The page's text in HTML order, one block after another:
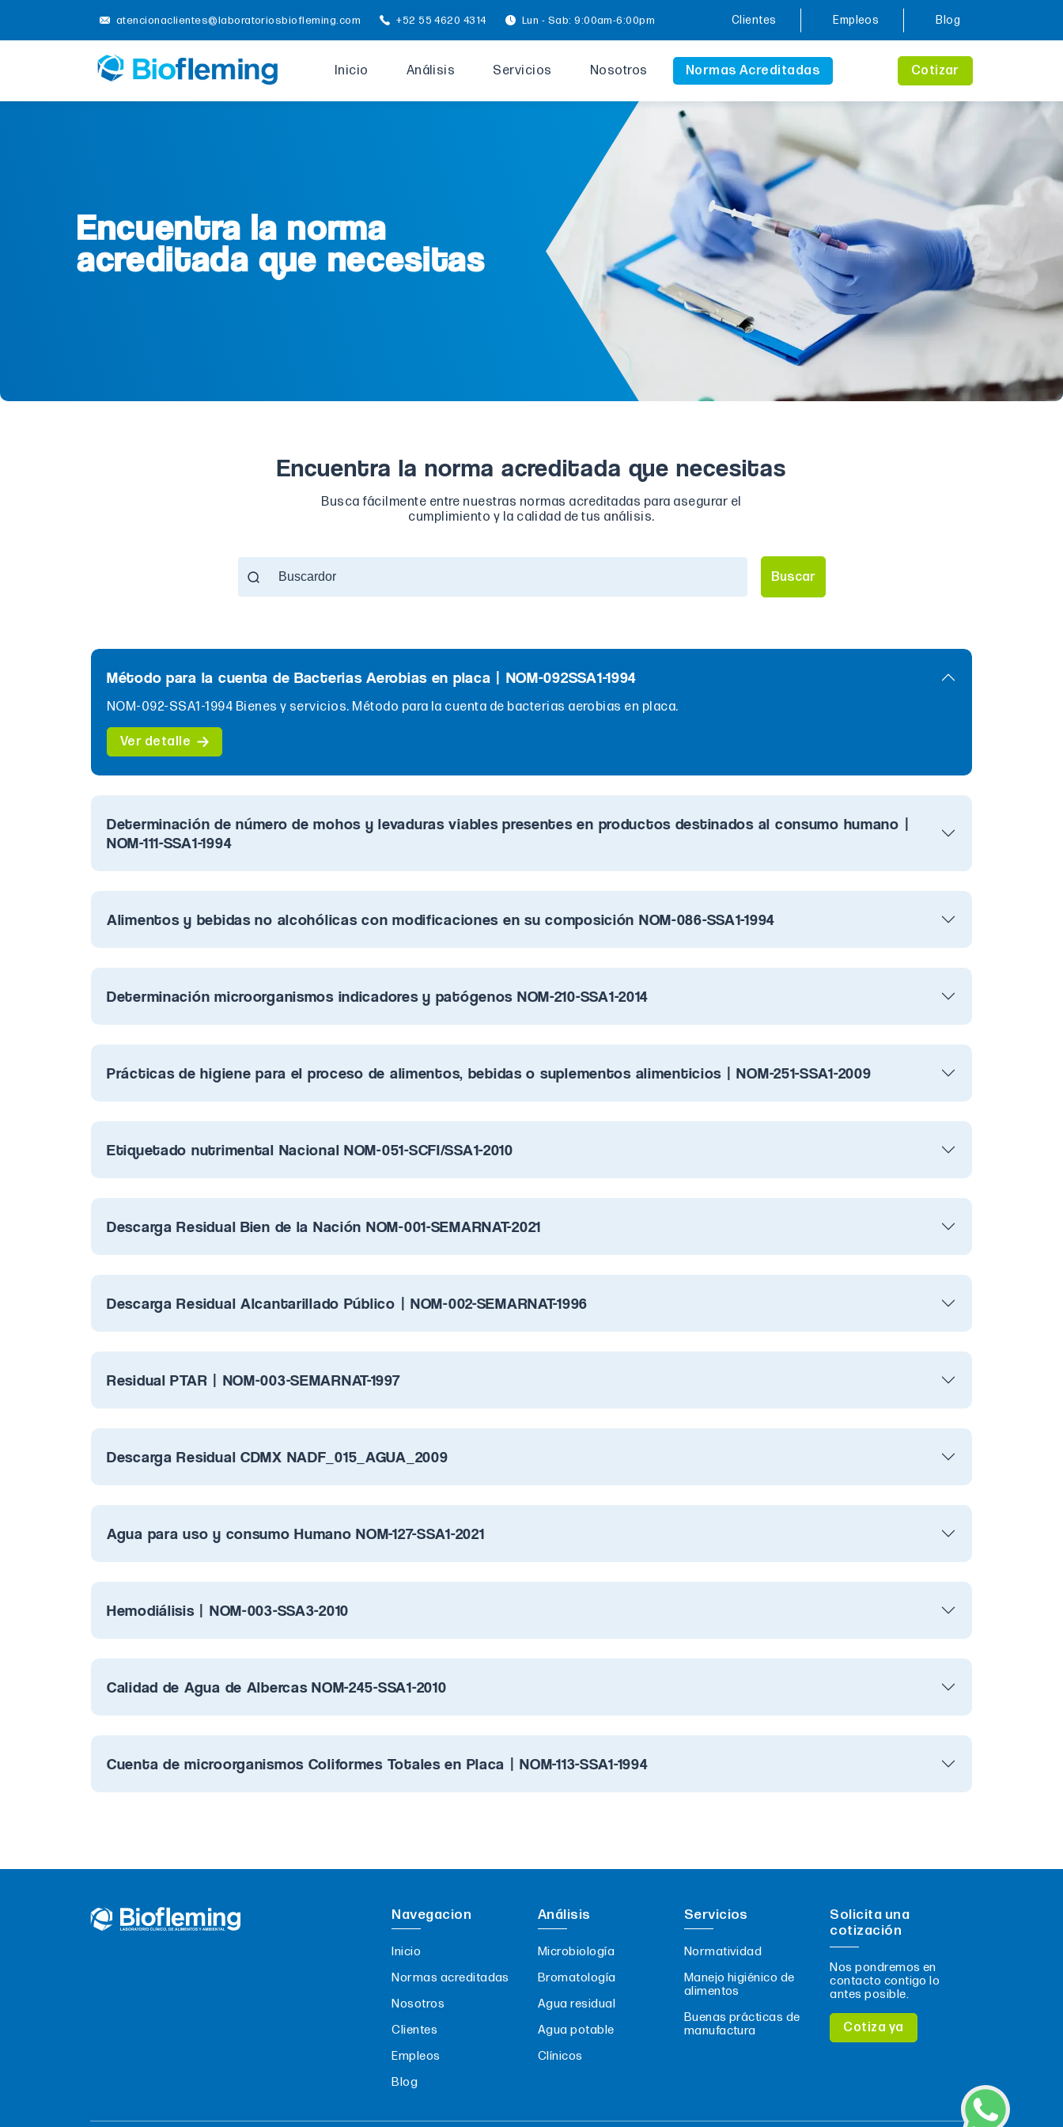
atencionaclientes@laboratoriosbiofleming.com +52 55 4620 4314 Lun - Sab: 9:00am-6:00pm Clientes Empleos Blog
Inicio Análisis Servicios Nosotros Normas Acreditadas Cotizar
Encuentra la norma
acreditada que necesitas
Encuentra la norma acreditada que necesitas
Busca fácilmente entre nuestras normas acreditadas para asegurar el
cumplimiento y la calidad de tus análisis.
Buscar
Método para la cuenta de Bacterias Aerobias en placa | NOM-092SSA1-1994
NOM-092-SSA1-1994 Bienes y servicios. Método para la cuenta de bacterias aerobias en placa.
Ver detalle
Determinación de número de mohos y levaduras viables presentes en productos destinados al consumo humano |
NOM-111-SSA1-1994
Alimentos y bebidas no alcohólicas con modificaciones en su composición NOM-086-SSA1-1994
Determinación microorganismos indicadores y patógenos NOM-210-SSA1-2014
Prácticas de higiene para el proceso de alimentos, bebidas o suplementos alimenticios | NOM-251-SSA1-2009
Etiquetado nutrimental Nacional NOM-051-SCFI/SSA1-2010
Descarga Residual Bien de la Nación NOM-001-SEMARNAT-2021
Descarga Residual Alcantarillado Público | NOM-002-SEMARNAT-1996
Residual PTAR | NOM-003-SEMARNAT-1997
Descarga Residual CDMX NADF_015_AGUA_2009
Agua para uso y consumo Humano NOM-127-SSA1-2021
Hemodiálisis | NOM-003-SSA3-2010
Calidad de Agua de Albercas NOM-245-SSA1-2010
Cuenta de microorganismos Coliformes Totales en Placa | NOM-113-SSA1-1994
Navegacion
Inicio
Normas acreditadas
Nosotros
Clientes
Empleos
Blog
Análisis
Microbiología
Bromatología
Agua residual
Agua potable
Clínicos
Servicios
Normatividad
Manejo higiénico de
alimentos
Buenas prácticas de
manufactura
Solicita una
cotización
Nos pondremos en
contacto contigo lo
antes posible.
Cotiza ya